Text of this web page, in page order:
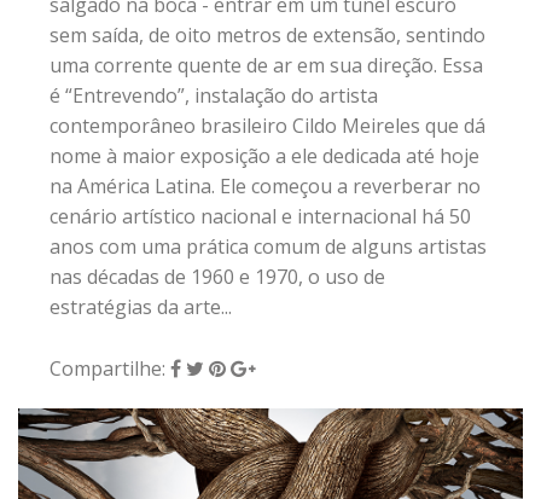
sem saída, de oito metros de extensão, sentindo
uma corrente quente de ar em sua direção. Essa
é “Entrevendo”, instalação do artista
contemporâneo brasileiro Cildo Meireles que dá
nome à maior exposição a ele dedicada até hoje
na América Latina. Ele começou a reverberar no
cenário artístico nacional e internacional há 50
anos com uma prática comum de alguns artistas
nas décadas de 1960 e 1970, o uso de
estratégias da arte...
Compartilhe: